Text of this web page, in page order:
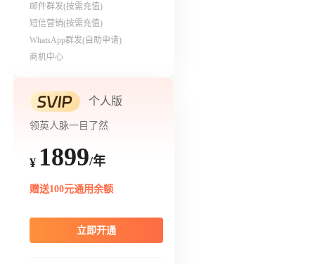
邮件群发(按需充值)
短信营销(按需充值)
WhatsApp群发(自助申请)
商机中心
个人版
领英人脉一目了然
¥ 1899/年
赠送100元通用余额
立即开通